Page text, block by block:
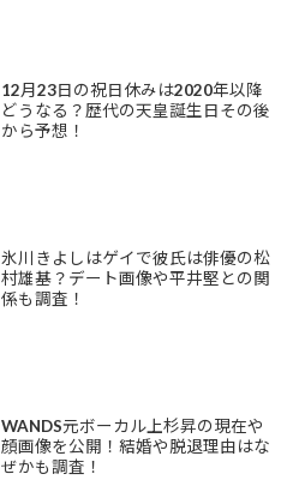
12月23日の祝日休みは2020年以降
どうなる？歴代の天皇誕生日その後
から予想！
氷川きよしはゲイで彼氏は俳優の松
村雄基？デート画像や平井堅との関
係も調査！
WANDS元ボーカル上杉昇の現在や
顔画像を公開！結婚や脱退理由はな
ぜかも調査！